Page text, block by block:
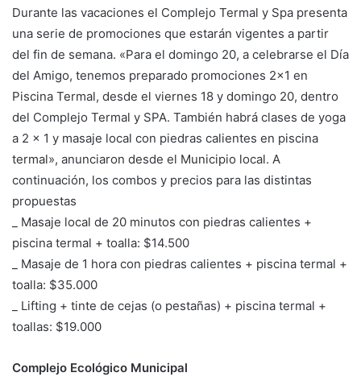
Durante las vacaciones el Complejo Termal y Spa presenta
una serie de promociones que estarán vigentes a partir
del fin de semana. «Para el domingo 20, a celebrarse el Día
del Amigo, tenemos preparado promociones 2×1 en
Piscina Termal, desde el viernes 18 y domingo 20, dentro
del Complejo Termal y SPA. También habrá clases de yoga
a 2 x 1 y masaje local con piedras calientes en piscina
termal», anunciaron desde el Municipio local. A
continuación, los combos y precios para las distintas
propuestas
_ Masaje local de 20 minutos con piedras calientes +
piscina termal + toalla: $14.500
_ Masaje de 1 hora con piedras calientes + piscina termal +
toalla: $35.000
_ Lifting + tinte de cejas (o pestañas) + piscina termal +
toallas: $19.000
Complejo Ecológico Municipal